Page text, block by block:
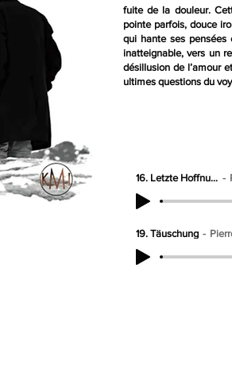
fuite de la douleur.
pointe parfois, douce
qui hante ses pensées
inatteignable, vers un
désillusion de l’amour
ultimes questions du
16. Letzte Hoffnung
19. Täuschung